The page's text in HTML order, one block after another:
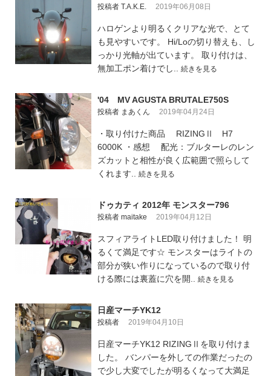
投稿者 T.A.K.E. 2019年06月08日
ハロゲンより明るくクリアな光で、とて
も見やすいです。 Hi/Loの切り替えも、し
っかり光軸が出ています。 取り付けは、
無加工ポン着けでし.. 続きを見る
'04 MV AGUSTA BRUTALE750S
投稿者 まあくん 2019年04月24日
・取り付けた商品 RIZINGⅡ H7
6000K ・感想 配光：ブルターレのレン
ズカットと相性が良く広範囲で照らして
くれます.. 続きを見る
ドゥカティ 2012年 モンスター796
投稿者 maitake 2019年04月12日
スフィアライトLED取り付けました！ 明
るくて満足です☆ モンスターはライトの
部分が狭い作りになっているので取り付
ける際には裏蓋に穴を開.. 続きを見る
日産マーチYK12
投稿者 2019年04月10日
日産マーチYK12 RIZINGⅡを取り付けま
した。 バンパーを外しての作業だったの
で少し大変でしたが明るくなって大満足